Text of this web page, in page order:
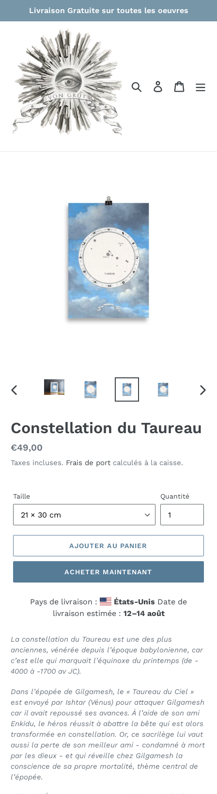
Livraison Gratuite sur toutes les oeuvres
RechercherSe connecter
Panier
Constellation du Taureau
Prix
normal
€49,00
Taxes incluses. Frais de port calculés à la caisse.
Taille Quantité
AJOUTER AU PANIER
ACHETER MAINTENANT
Pays de livraison : États-Unis Date de
livraison estimée : 12⁠–14 août
La constellation du Taureau est une des plus
anciennes, vénérée depuis l’époque babylonienne, car
c’est elle qui marquait l’équinoxe du printemps (de -
4000 à -1700 av JC).
Dans l’épopée de Gilgamesh, le « Taureau du Ciel »
est envoyé par Ishtar (Vénus) pour attaquer Gilgamesh
car il avait repoussé ses avances. À l’aide de son ami
Enkidu, le héros réussit à abattre la bête qui est alors
transformée en constellation. Or, ce sacrilège lui vaut
aussi la perte de son meilleur ami - condamné à mort
par les dieux - et qui réveille chez Gilgamesh la
conscience de sa propre mortalité, thème central de
l’épopée.